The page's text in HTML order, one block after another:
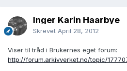
Inger Karin Haarbye
Skrevet April 28, 2012
Viser til tråd i Brukernes eget forum:
http://forum.arkivverket.no/topic/